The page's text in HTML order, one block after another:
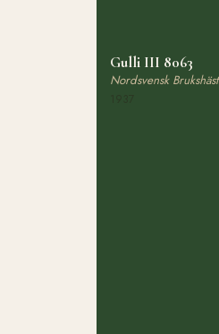
Gulli III 8063
Nordsvensk Brukshäst